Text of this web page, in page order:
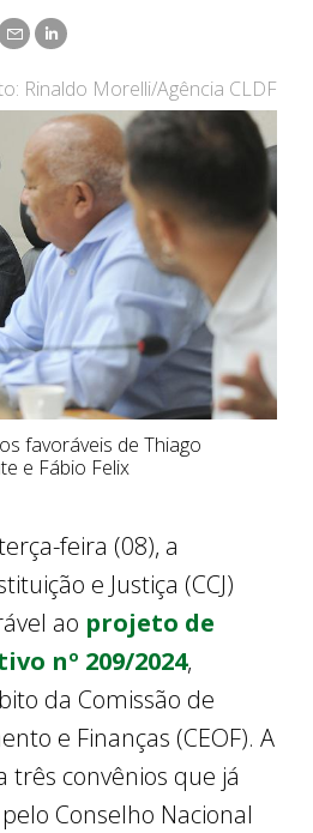
Rinaldo Morelli/Agência CLDF
favoráveis de Thiago
e Fábio Felix
feira (08), a
e Justiça (CCJ)
ao projeto de
nº 209/2024,
da Comissão de
e Finanças (CEOF). A
três convênios que já
Conselho Nacional